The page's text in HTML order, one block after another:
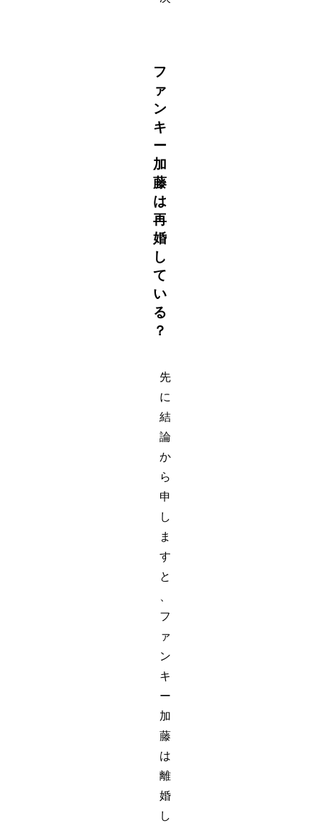
フ
ァ
ン
キ
ー
加
藤
は
再
婚
し
て
い
る
？
先
に
結
論
か
ら
申
し
ま
す
と
フ
ァ
ン
キ
ー
加
藤
は
離
婚
し